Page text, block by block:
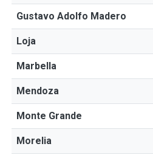
Gustavo Adolfo Madero
Loja
Marbella
Mendoza
Monte Grande
Morelia